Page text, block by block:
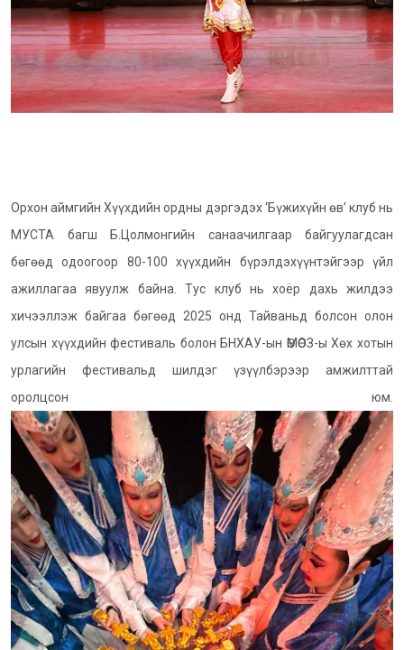
Орхон аймгийн Хүүхдийн ордны дэргэдэх ‘Бүжихүйн өв’ клуб нь
МУСТА багш Б.Цолмонгийн санаачилгаар байгуулагдсан
бөгөөд одоогоор 80-100 хүүхдийн бүрэлдэхүүнтэйгээр үйл
ажиллагаа явуулж байна. Тус клуб нь хоёр дахь жилдээ
хичээллэж байгаа бөгөөд 2025 онд Тайваньд болсон олон
улсын хүүхдийн фестиваль болон БНХАУ-ын ӨМӨОЗ-ы Хөх хотын
урлагийн фестивальд шилдэг үзүүлбэрээр амжилттай
оролцсон юм.